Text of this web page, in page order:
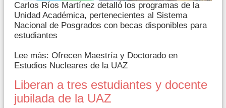
Carlos Ríos Martínez detalló los programas de la
Unidad Académica, pertenecientes al Sistema
Nacional de Posgrados con becas disponibles para
estudiantes
Lee más: Ofrecen Maestría y Doctorado en
Estudios Nucleares de la UAZ
Liberan a tres estudiantes y docente
jubilada de la UAZ